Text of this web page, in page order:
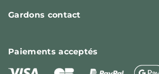
Gardons contact
Paiementsacceptés